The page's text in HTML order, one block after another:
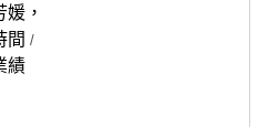
，
間 /
績